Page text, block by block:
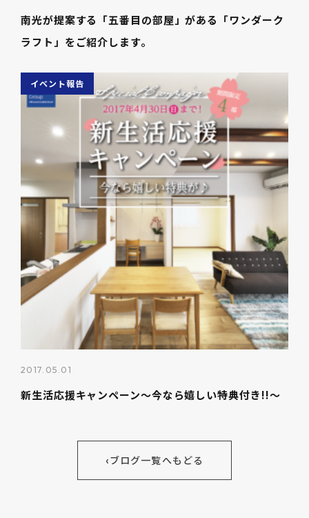
南光が提案する「五番目の部屋」がある「ワンダーク
ラフト」をご紹介します。
イベント報告
2017.05.01
新生活応援キャンペーン～今なら嬉しい特典付き!!～
‹ブログ一覧へもどる